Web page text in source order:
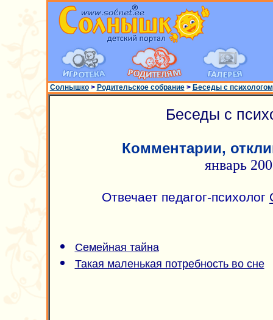
Солнышко> Родительское собрание> Беседы с психологом
Беседы с
Комментарии,
январь
Отвечает педагог-психолог
Cемейная тайна
Такая маленькая потребность во сне